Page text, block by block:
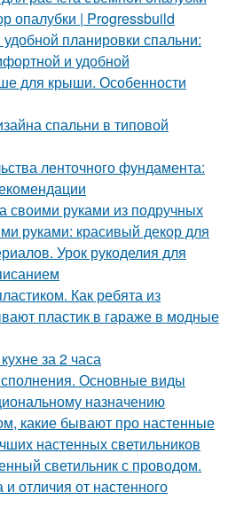
опалубки | Progressbuild
планировки спальни:
и удобной
для крыши. Особенности
спальни в типовой
ленточного фундамента:
своими руками из подручных
руками: красивый декор для
Урок рукоделия для
Как ребята из
пластик в гараже в модные
за 2 часа
Основные виды
назначению
какие бывают про настенные
настенных светильников
светильник с проводом.
отличия от настенного